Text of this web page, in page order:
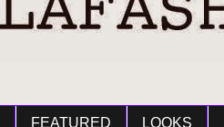
FEATURED LOOKS